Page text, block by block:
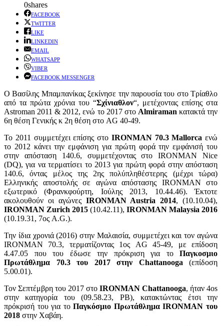
0shares
FACEBOOK
TWITTER
LIKE
LINKEDIN
EMAIL
WHATSAPP
VIBER
FACEBOOK MESSENGER
Ο Βασίλης Μπαμπανίκας ξεκίνησε την παρουσία του στο Τρίαθλο
από τα πρώτα χρόνια του “Σχίνιαθλον“, μετέχοντας επίσης στα
Astroman 2011 & 2012, ενώ το 2017 στο Almiraman κατακτά την
6η θέση Γενικής κ 2η θέση στο AG 40-49.
Το 2011 συμμετέχει επίσης στο ΙRONΜAN 70.3 Mallorca ενώ
το 2012 κάνει την εμφάνιση για πρώτη φορά την εμφάνισή του
στην απόσταση 140.6, συμμετέχοντας στο IRONMAN Nice
(DQ), για να τερματίσει το 2013 για πρώτη φορά στην απόσταση
140.6, όντας μέλος της 2ης πολύπληθέστερης (μέχρι τώρα)
Ελληνικής αποστολής σε αγώνα απόστασης IRONMAN στο
εξωτερικό (Φρανκφούρτη, Ιούλης 2013, 10.44.46). Έκτοτε
ακολουθούν οι αγώνες IRONMAN Austria 2014, (10.10.04),
IRONMAN Zurich 2015 (10.42.11), IRONMAN Malaysia 2016
(10.19.31, 7ος A.G.).
Την ίδια χρονιά (2016) στην Μαλαισία, συμμετέχει και τον αγώνα
IRONMAN 70.3, τερματίζοντας 1ος AG 45-49, με επίδοση
4.47.05 που του έδωσε την πρόκριση για το Παγκοσμιο
Πρωτάθλημα 70.3 του 2017 στην Chattanooga (επίδοση
5.00.01).
Τον Σεπτέμβρη του 2017 στο IRONMAN Chattanooga, ήταν 4os
στην κατηγορία του (09.58.23, PB), κατακτώντας έτσι την
πρόκρισή του για τοΠαγκόσμιο Πρωτάθλημα IRONMAN του
2018 στην Χαβάη.